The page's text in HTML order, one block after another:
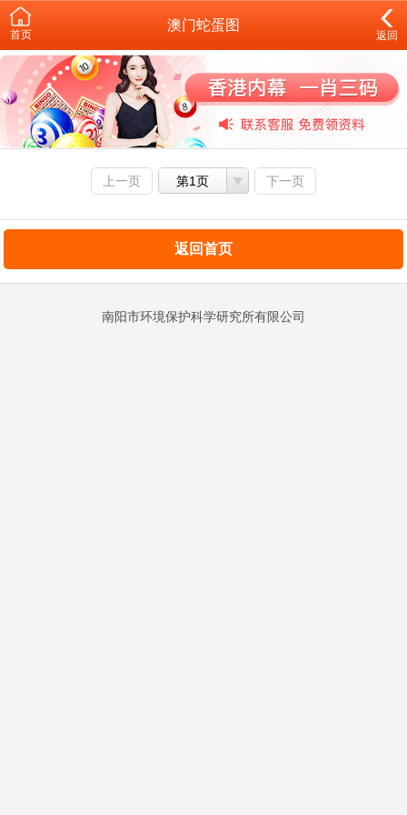
首页
澳门蛇蛋图
返回
上一页 第1页 下一页
返回首页
南阳市环境保护科学研究所有限公司